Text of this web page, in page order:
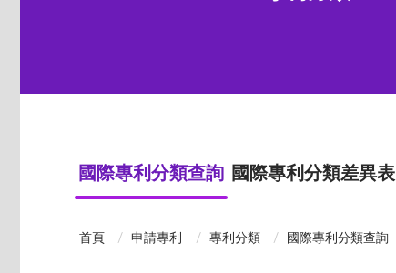
國際專利分類查詢 國際專利分類差異表
首頁 申請專利 專利分類 國際專利分類查詢